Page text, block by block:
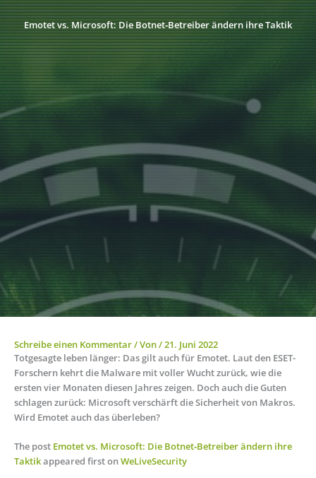
Emotet vs. Microsoft: Die Botnet‑Betreiber ändern ihre Taktik
Schreibe einen Kommentar/ Von/21. Juni 2022
Totgesagte leben länger: Das gilt auch für Emotet. Laut den ESET-
Forschern kehrt die Malware mit voller Wucht zurück, wie die
ersten vier Monaten diesen Jahres zeigen. Doch auch die Guten
schlagen zurück: Microsoft verschärft die Sicherheit von Makros.
Wird Emotet auch das überleben?
The post Emotet vs. Microsoft: Die Botnet‑Betreiber ändern ihre
Taktikappeared first onWeLiveSecurity